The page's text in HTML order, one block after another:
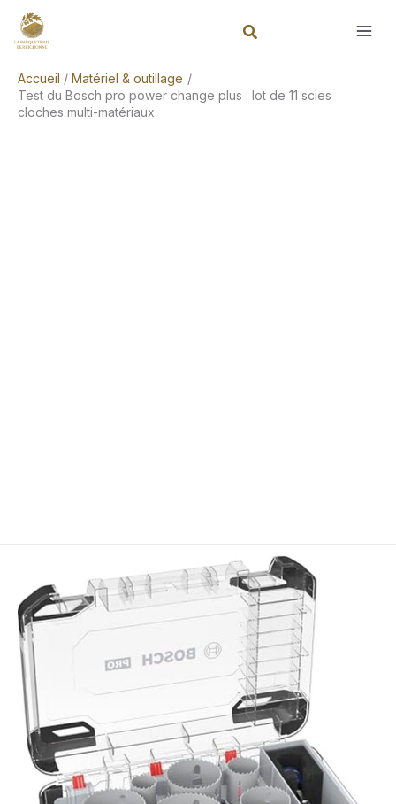
Accueil
Matériel & outillage
Test du Bosch pro power change plus : lot de 11 scies
cloches multi-matériaux
Rechercher